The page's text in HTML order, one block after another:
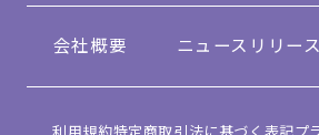
会社概要 ニュースリリース